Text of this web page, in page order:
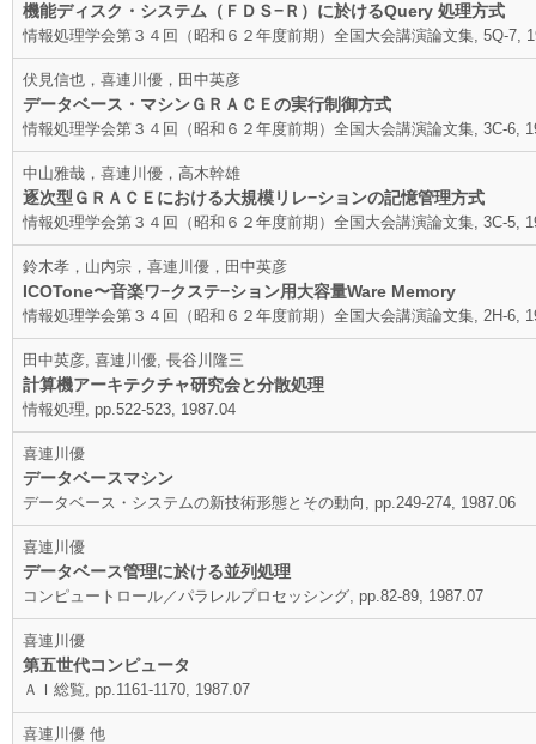
機能ディスク・システム（ＦＤＳ−Ｒ）に於けるQuery 処理方式
情報処理学会第３４回（昭和６２年度前期）全国大会講演論文集, 5Q-7,
伏見信也，喜連川優，田中英彦
データベース・マシンＧＲＡＣＥの実行制御方式
情報処理学会第３４回（昭和６２年度前期）全国大会講演論文集, 3C-6,
中山雅哉，喜連川優，高木幹雄
逐次型ＧＲＡＣＥにおける大規模リレ−ションの記憶管理方式
情報処理学会第３４回（昭和６２年度前期）全国大会講演論文集, 3C-5,
鈴木孝，山内宗，喜連川優，田中英彦
ICOTone〜音楽ワ−クステ−ション用大容量Ware Memory
情報処理学会第３４回（昭和６２年度前期）全国大会講演論文集, 2H-6,
田中英彦, 喜連川優, 長谷川隆三
計算機アーキテクチャ研究会と分散処理
情報処理, pp.522-523, 1987.04
喜連川優
データベースマシン
データベース・システムの新技術形態とその動向, pp.249-274, 1987.06
喜連川優
データベース管理に於ける並列処理
コンピュートロール／パラレルプロセッシング, pp.82-89, 1987.07
喜連川優
第五世代コンピュータ
ＡＩ総覧, pp.1161-1170, 1987.07
喜連川優 他